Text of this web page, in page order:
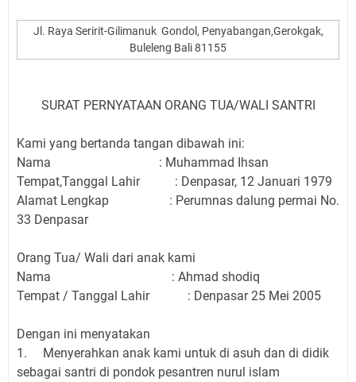
Jl. Raya Seririt-Gilimanuk Gondol, Penyabangan,Gerokgak,
Buleleng Bali 81155
SURAT PERNYATAAN ORANG TUA/WALI SANTRI
Kami yang bertanda tangan dibawah ini:
Nama
: Muhammad Ihsan
Tempat,Tanggal Lahir
: Denpasar, 12 Januari 1979
Alamat Lengkap
: Perumnas dalung permai No.
33 Denpasar
Orang Tua/ Wali dari anak kami
Nama
: Ahmad shodiq
Tempat / Tanggal Lahir
: Denpasar 25 Mei 2005
Dengan ini menyatakan
1.
Menyerahkan anak kami untuk di asuh dan di didik
sebagai santri di pondok pesantren nurul islam